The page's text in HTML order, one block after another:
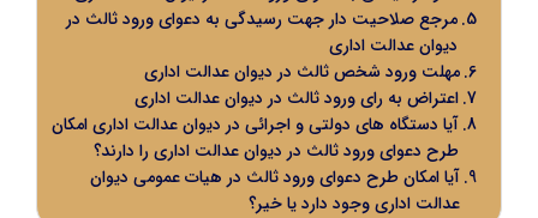
مرجع صلاحیت دار جهت رسیدگی به دعوای ورود ثالث در
دیوان عدالت اداری
مهلت ورود شخص ثالث در دیوان عدالت اداری
اعتراض به رای ورود ثالث در دیوان عدالت اداری
آیا دستگاه های دولتی و اجرائی در دیوان عدالت اداری امکان
طرح دعوای ورود ثالث در دیوان عدالت اداری را دارند؟
آیا امکان طرح دعوای ورود ثالث در هیات عمومی دیوان
عدالت اداری وجود دارد یا خیر؟